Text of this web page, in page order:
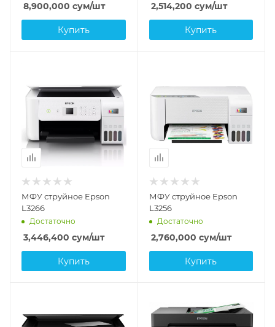
8,900,000 сум/шт
Купить
2,514,200 сум/шт
Купить
МФУ струйное Epson
L3266
Достаточно
3,446,400 сум/шт
Купить
МФУ струйное Epson
L3256
Достаточно
2,760,000 сум/шт
Купить